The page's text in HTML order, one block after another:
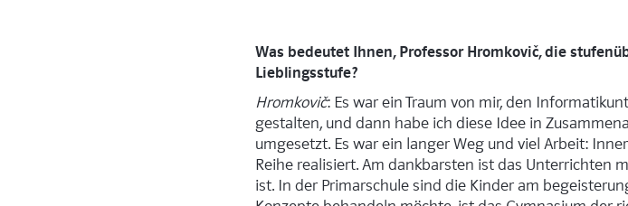
Was bedeutet Ihnen, Professor Hromkovič, die
Lieblingsstufe?
Hromkovič: Es war ein Traum von mir, den
gestalten, und dann habe ich diese Idee in
umgesetzt. Es war ein langer Weg und viel Arbeit:
Reihe realisiert. Am dankbarsten ist das Unterrichten
ist. In der Primarschule sind die Kinder am